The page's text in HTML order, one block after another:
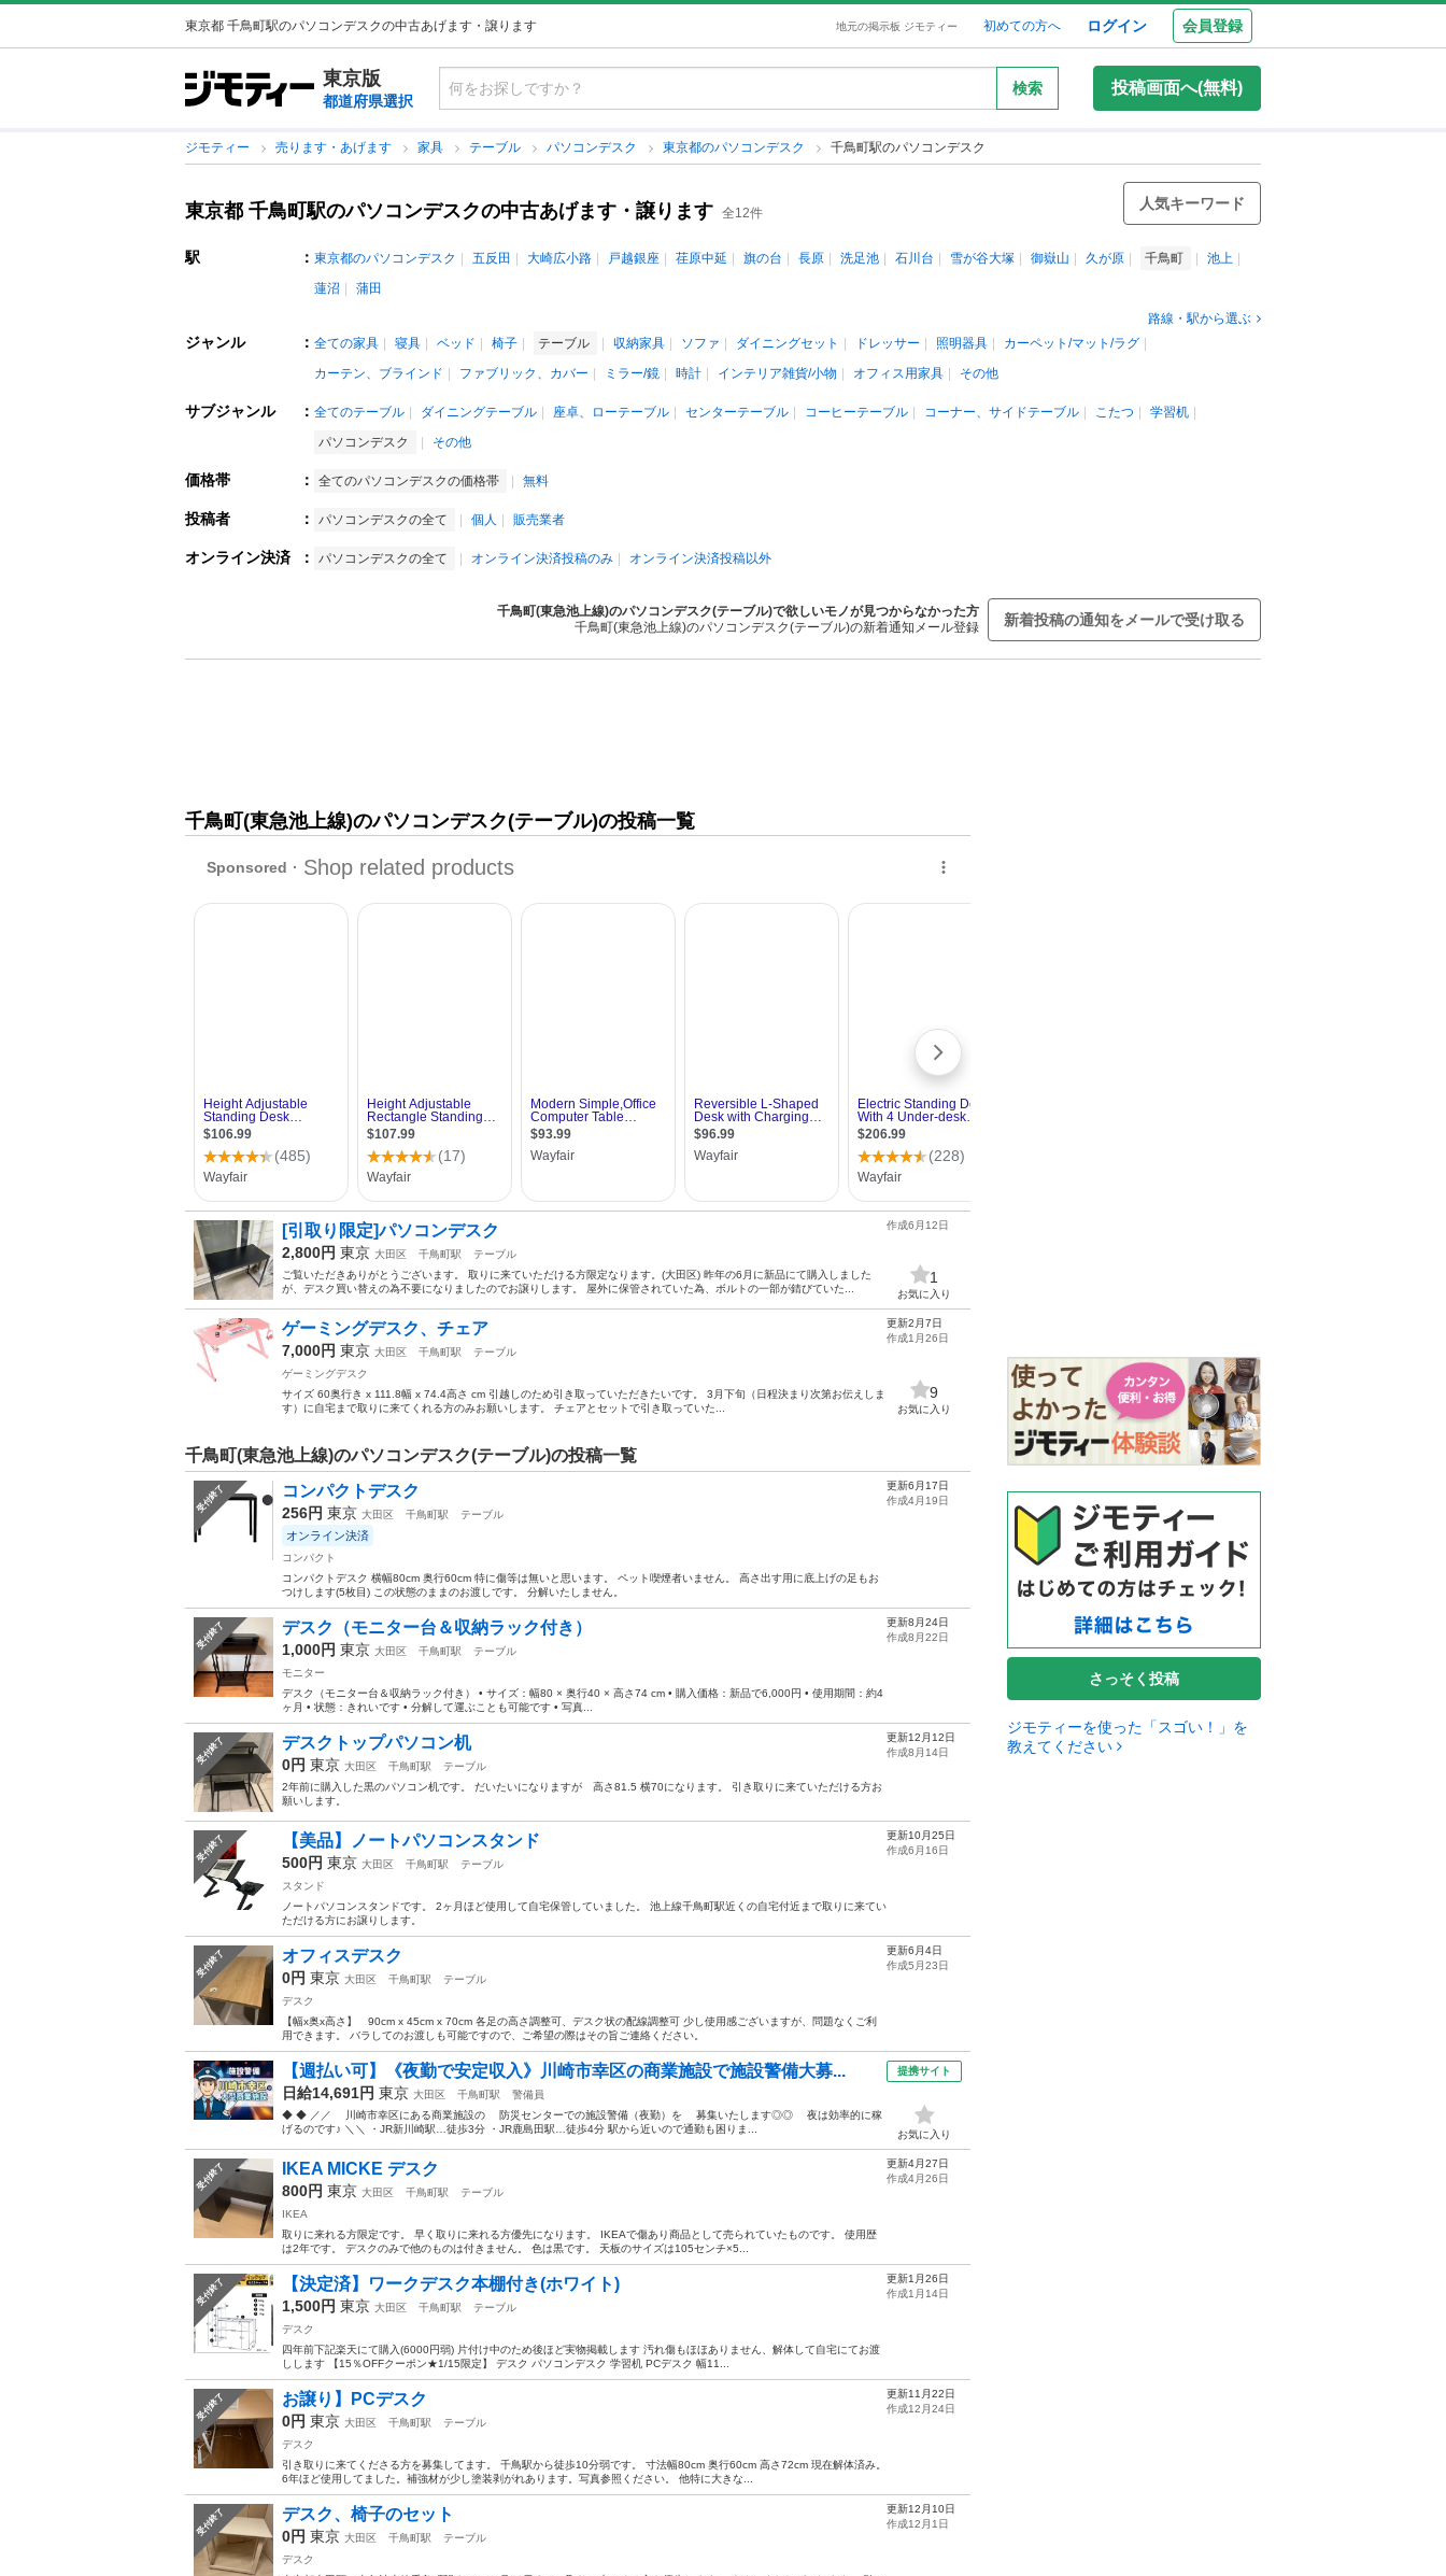
東京都 千鳥町駅のパソコンデスクの中古あげます・譲ります 地元の掲示板 ジモティー 初めての方へ ログイン 会員登録
東京版
都道府県選択
検索 投稿画面へ(無料)
ジモティー 売ります・あげます 家具 テーブル パソコンデスク 東京都のパソコンデスク 千鳥町駅のパソコンデスク
東京都 千鳥町駅のパソコンデスクの中古あげます・譲ります 全12件
人気キーワード
駅 ： 東京都のパソコンデスク 五反田 大崎広小路 戸越銀座 荏原中延 旗の台 長原 洗足池 石川台 雪が谷大塚 御嶽山 久が原 千鳥町
池上
蓮沼
蒲田
路線・駅から選ぶ
ジャンル ： 全ての家具 寝具 ベッド 椅子 テーブル 収納家具 ソファ ダイニングセット ドレッサー 照明器具
カーペット/マット/ラグ
カーテン、ブラインド
ファブリック、カバー ミラー/鏡 時計 インテリア雑貨/小物 オフィス用家具 その他
サブジャンル ： 全てのテーブル ダイニングテーブル 座卓、ローテーブル センターテーブル コーヒーテーブル コーナー、サイドテーブル こたつ
学習机
パソコンデスク
その他
価格帯 ： 全てのパソコンデスクの価格帯 無料
投稿者 ： パソコンデスクの全て 個人 販売業者
オンライン決済 ： パソコンデスクの全て オンライン決済投稿のみ オンライン決済投稿以外
千鳥町(東急池上線)のパソコンデスク(テーブル)で欲しいモノが見つからなかった方
千鳥町(東急池上線)のパソコンデスク(テーブル)の新着通知メール登録
新着投稿の通知をメールで受け取る
千鳥町(東急池上線)のパソコンデスク(テーブル)の投稿一覧
[引取り限定]パソコンデスク
2,800円 東京 大田区 千鳥町駅
テーブル
ご覧いただきありがとうございます。 取りに来ていただける方限定なります。(大田区) 昨年の6月に新品にて購入しました
が、デスク買い替えの為不要になりましたのでお譲りします。 屋外に保管されていた為、ボルトの一部が錆びていた...
作成6月12日
1
お気に入り
ゲーミングデスク、チェア
7,000円 東京 大田区 千鳥町駅
テーブル
ゲーミングデスク
サイズ 60奥行き x 111.8幅 x 74.4高さ cm 引越しのため引き取っていただきたいです。 3月下旬（日程決まり次第お伝えしま
す）に自宅まで取りに来てくれる方のみお願いします。 チェアとセットで引き取っていた...
更新2月7日
作成1月26日
9
お気に入り
千鳥町(東急池上線)のパソコンデスク(テーブル)の投稿一覧
受付終了 コンパクトデスク
256円 東京 大田区 千鳥町駅 テーブル
オンライン決済
コンパクト
コンパクトデスク 横幅80cm 奥行60cm 特に傷等は無いと思います。 ペット喫煙者いません。 高さ出す用に底上げの足もお
つけします(5枚目) この状態のままのお渡しです。 分解いたしません。
更新6月17日
作成4月19日
受付終了 デスク（モニター台＆収納ラック付き）
1,000円 東京 大田区 千鳥町駅
テーブル
モニター
デスク（モニター台＆収納ラック付き） • サイズ：幅80 × 奥行40 × 高さ74 cm • 購入価格：新品で6,000円 • 使用期間：約4
ヶ月 • 状態：きれいです • 分解して運ぶことも可能です • 写真...
更新8月24日
作成8月22日
受付終了 デスクトップパソコン机
0円 東京 大田区 千鳥町駅
テーブル
2年前に購入した黒のパソコン机です。 だいたいになりますが 高さ81.5 横70になります。 引き取りに来ていただける方お
願いします。
更新12月12日
作成8月14日
受付終了 【美品】ノートパソコンスタンド
500円 東京 大田区 千鳥町駅
テーブル
スタンド
ノートパソコンスタンドです。 2ヶ月ほど使用して自宅保管していました。 池上線千鳥町駅近くの自宅付近まで取りに来てい
ただける方にお譲りします。
更新10月25日
作成6月16日
受付終了 オフィスデスク
0円 東京 大田区 千鳥町駅
テーブル
デスク
【幅x奥x高さ】 90cm x 45cm x 70cm 各足の高さ調整可、デスク状の配線調整可 少し使用感ございますが、問題なくご利
用できます。 バラしてのお渡しも可能ですので、ご希望の際はその旨ご連絡ください。
更新6月4日
作成5月23日
【週払い可】《夜勤で安定収入》川崎市幸区の商業施設で施設警備大募...
日給14,691円 東京 大田区 千鳥町駅
警備員
◆ ◆ ／／ 川崎市幸区にある商業施設の 防災センターでの施設警備（夜勤）を 募集いたします◎◎ 夜は効率的に稼
げるのです♪ ＼＼ ・JR新川崎駅…徒歩3分 ・JR鹿島田駅…徒歩4分 駅から近いので通勤も困りま...
提携サイト
お気に入り
受付終了 IKEA MICKE デスク
800円 東京 大田区 千鳥町駅
テーブル
IKEA
取りに来れる方限定です。 早く取りに来れる方優先になります。 IKEAで傷あり商品として売られていたものです。 使用歴
は2年です。 デスクのみで他のものは付きません。 色は黒です。 天板のサイズは105センチ×5...
更新4月27日
作成4月26日
受付終了 【決定済】ワークデスク本棚付き(ホワイト)
1,500円 東京 大田区 千鳥町駅
テーブル
デスク
四年前下記楽天にて購入(6000円弱) 片付け中のため後ほど実物掲載します 汚れ傷もほほありません、解体して自宅にてお渡
しします 【15％OFFクーポン★1/15限定】 デスク パソコンデスク 学習机 PCデスク 幅11...
更新1月26日
作成1月14日
受付終了 お譲り】PCデスク
0円 東京 大田区 千鳥町駅
テーブル
デスク
引き取りに来てくださる方を募集してます。 千鳥駅から徒歩10分弱です。 寸法幅80cm 奥行60cm 高さ72cm 現在解体済み。
6年ほど使用してました。補強材が少し塗装剥がれあります。写真参照ください。 他特に大きな...
更新11月22日
作成12月24日
受付終了 デスク、椅子のセット
0円 東京 大田区 千鳥町駅
テーブル
デスク
更新12月10日
作成12月1日
さっそく投稿
ジモティーを使った「スゴい！」を
教えてください